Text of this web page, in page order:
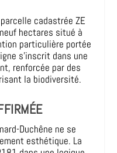
cadastrée ZE
hectares situé à
particulière portée
s’inscrit dans une
renforcée par des
la biodiversité.
Duchêne ne se
esthétique. La